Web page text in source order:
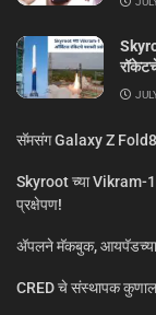
सॅमसंग Galaxy Z
Skyroot च्या Vikram-1
प्रक्षेपण!
ॲपलने मॅकबुक, आयपॅडच्या
CRED चे संस्थापक